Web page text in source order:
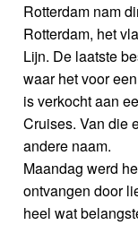
Rotterdam nam
Rotterdam, het
Lijn. De laatste
waar het voor
is verkocht aan
Cruises. Van die
andere naam.
Maandag werd
ontvangen door
heel wat